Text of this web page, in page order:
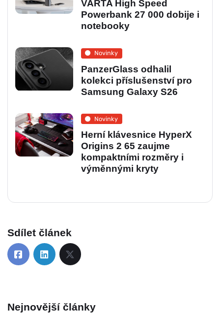
VARTA High Speed
Powerbank 27 000 dobije i
notebooky
Novinky
PanzerGlass odhalil
kolekci příslušenství pro
Samsung Galaxy S26
Novinky
Herní klávesnice HyperX
Origins 2 65 zaujme
kompaktními rozměry i
výměnnými kryty
Sdílet článek
Nejnovější články